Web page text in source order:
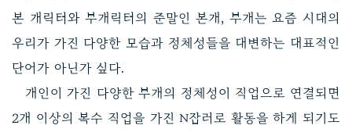
본 캐릭터와 부캐릭터의 준말인 본캐, 부캐는 요즘 시대의
우리가 가진 다양한 모습과 정체성들을 대변하는 대표적인
단어가 아닌가 싶다.
개인이 가진 다양한 부캐의 정체성이 직업으로 연결되면
2개 이상의 복수 직업을 가진 N잡러로 활동을 하게 되기도